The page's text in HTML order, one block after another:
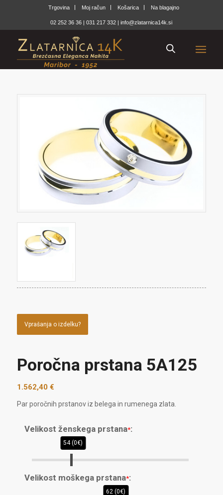
Trgovina Moj račun Košarica Na blagajno
02 252 36 36 |031 217 332 |info@zlatarnica14k.si
Vprašanja o izdelku?
Poročna prstana 5A125
1.562,40 €
Par poročnih prstanov iz belega in rumenega zlata.
Velikost ženskega prstana*:
54 (0€)
Velikost moškega prstana*:
62 (0€)